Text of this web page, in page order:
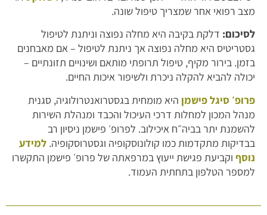
מצב רפואי אחר שמצריך טיפול שונה.
לסיכום: דלקת בקיבה היא מחלה נפוצה וניתנת לטיפול
גסטריטיס היא מחלה נפוצה אך ניתנת לטיפול – אם מאבחנים
בזמן. בירור מקיף, טיפול תרופתי מותאם ושינויים תזונתיים –
יכולה להביא להקלה ניכרת ולשיפור איכות החיים.
פרופ׳ סיגל פישמן היא מומחית בגסטרואנטרולוגיה, סגנית
מנהל המכון למחלות דרכי העיכול והכבד ומנהלת השירות
להשמנת יתר בביה״ח איכילוב. לפרופ׳ פישמן ניסיון רב
בבדיקות מתקדמות כמו קולונוסקופיה וגסטרוסקופיה. למידע
נוסף וקביעת פגישת ייעוץ במרפאתה של פרופ׳ פישמן התקשרו
למספר הטלפון בתחתית העמוד.